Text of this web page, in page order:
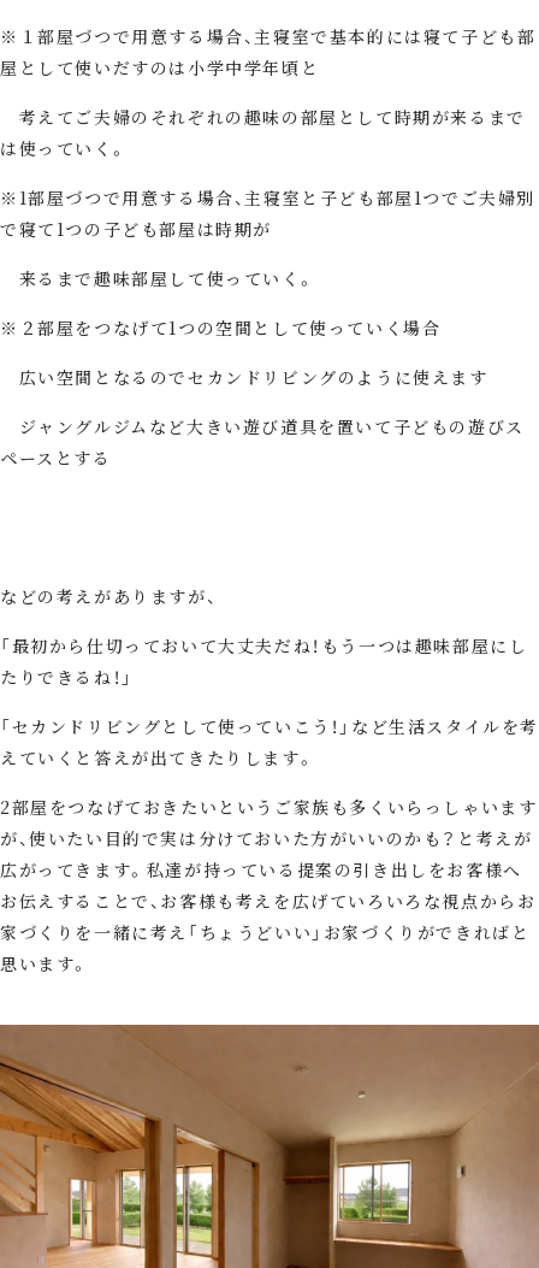
※１部屋づつで用意する場合、主寝室で基本的には寝て子ども部
屋として使いだすのは小学中学年頃と
考えてご夫婦のそれぞれの趣味の部屋として時期が来るまで
は使っていく。
※1部屋づつで用意する場合、主寝室と子ども部屋1つでご夫婦別
で寝て1つの子ども部屋は時期が
来るまで趣味部屋して使っていく。
※２部屋をつなげて1つの空間として使っていく場合
広い空間となるのでセカンドリビングのように使えます
ジャングルジムなど大きい遊び道具を置いて子どもの遊びス
ペースとする
などの考えがありますが、
「最初から仕切っておいて大丈夫だね！もう一つは趣味部屋にし
たりできるね！」
「セカンドリビングとして使っていこう！」など生活スタイルを考
えていくと答えが出てきたりします。
2部屋をつなげておきたいというご家族も多くいらっしゃいます
が、使いたい目的で実は分けておいた方がいいのかも？と考えが
広がってきます。私達が持っている提案の引き出しをお客様へ
お伝えすることで、お客様も考えを広げていろいろな視点からお
家づくりを一緒に考え「ちょうどいい」お家づくりができればと
思います。